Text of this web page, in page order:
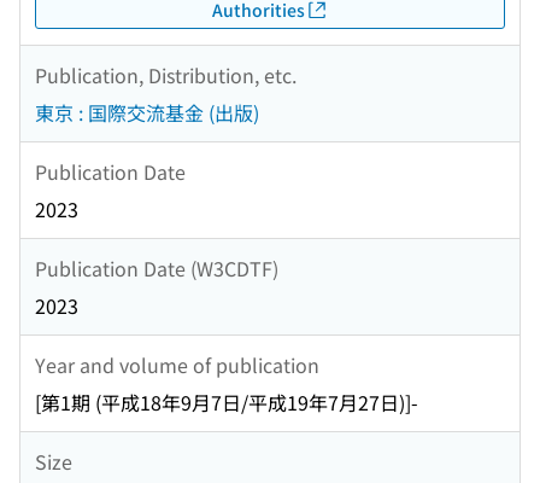
Authorities
Publication, Distribution, etc.
東京 : 国際交流基金 (出版)
Publication Date
2023
Publication Date (W3CDTF)
2023
Year and volume of publication
[第1期 (平成18年9月7日/平成19年7月27日)]-
Size